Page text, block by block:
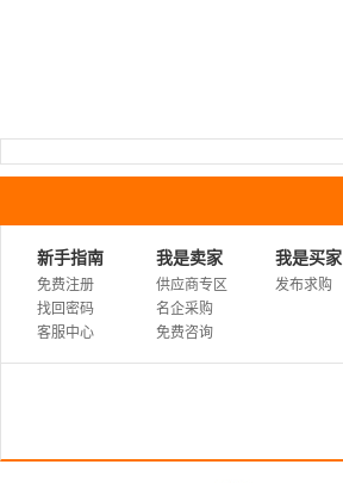
新手指南
免费注册
找回密码
客服中心
我是卖家
供应商专区
名企采购
免费咨询
我是买家
发布求购